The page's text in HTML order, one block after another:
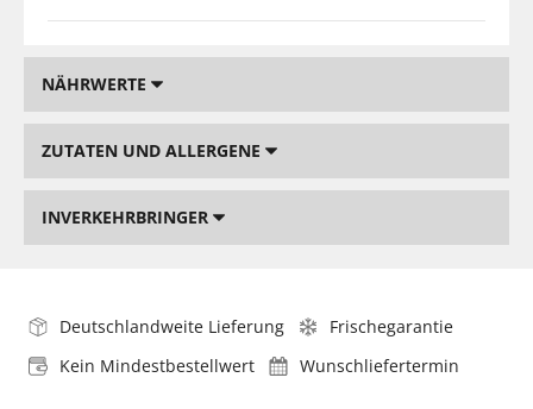
NÄHRWERTE
ZUTATEN UND ALLERGENE
INVERKEHRBRINGER
Deutschlandweite Lieferung
Frischegarantie
Kein Mindestbestellwert
Wunschliefertermin